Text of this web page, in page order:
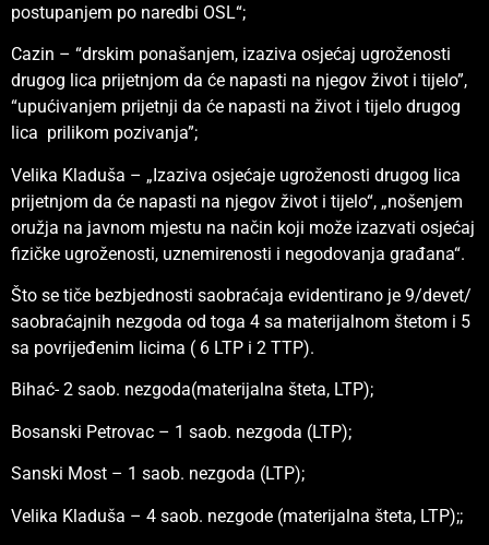
postupanjem po naredbi OSL“;
Cazin – “drskim ponašanjem, izaziva osjećaj ugroženosti
drugog lica prijetnjom da će napasti na njegov život i tijelo”,
“upućivanjem prijetnji da će napasti na život i tijelo drugog
lica prilikom pozivanja”;
Velika Kladuša – „Izaziva osjećaje ugroženosti drugog lica
prijetnjom da će napasti na njegov život i tijelo“, „nošenjem
oružja na javnom mjestu na način koji može izazvati osjećaj
fizičke ugroženosti, uznemirenosti i negodovanja građana“.
Što se tiče bezbjednosti saobraćaja evidentirano je 9/devet/
saobraćajnih nezgoda od toga 4 sa materijalnom štetom i 5
sa povrijeđenim licima ( 6 LTP i 2 TTP).
Bihać- 2 saob. nezgoda(materijalna šteta, LTP);
Bosanski Petrovac – 1 saob. nezgoda (LTP);
Sanski Most – 1 saob. nezgoda (LTP);
Velika Kladuša – 4 saob. nezgode (materijalna šteta, LTP);;